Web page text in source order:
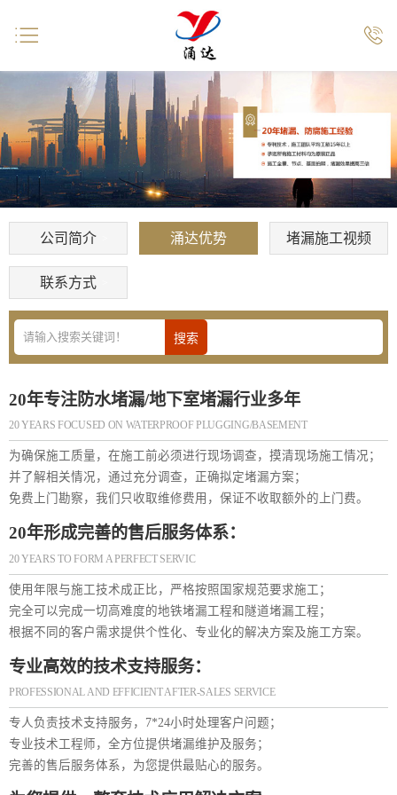
公司简介 涌达优势 堵漏施工视频
联系方式
20年专注防水堵漏/地下室堵漏行业多年
20 YEARS FOCUSED ON WATERPROOF PLUGGING/BASEMENT
为确保施工质量，在施工前必须进行现场调查，摸清现场施工情况；
并了解相关情况，通过充分调查，正确拟定堵漏方案；
免费上门勘察，我们只收取维修费用，保证不收取额外的上门费。
20年形成完善的售后服务体系：
20 YEARS TO FORM A PERFECT SERVIC
使用年限与施工技术成正比，严格按照国家规范要求施工；
完全可以完成一切高难度的地铁堵漏工程和隧道堵漏工程；
根据不同的客户需求提供个性化、专业化的解决方案及施工方案。
专业高效的技术支持服务：
PROFESSIONAL AND EFFICIENT AFTER-SALES SERVICE
专人负责技术支持服务，7*24小时处理客户问题；
专业技术工程师，全方位提供堵漏维护及服务；
完善的售后服务体系，为您提供最贴心的服务。
 